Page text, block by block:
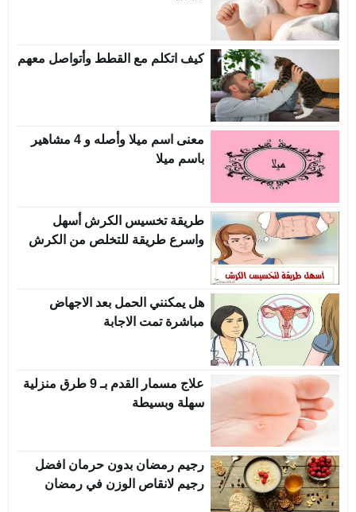
كيف اتكلم مع القطط وأتواصل معهم
معنى اسم ميلا وأصله و 4 مشاهير
باسم ميلا
طريقة تخسيس الكرش أسهل
واسرع طريقة للتخلص من الكرش
هل يمكنني الحمل بعد الاجهاض
مباشرة تمت الاجابة
علاج مسمار القدم بـ 9 طرق منزلية
سهلة وبسيطة
رجيم رمضان بدون حرمان افضل
رجيم لانقاص الوزن في رمضان